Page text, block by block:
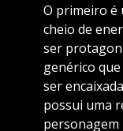
O primeiro é
cheio de
ser
genérico
ser
possui uma
personagem